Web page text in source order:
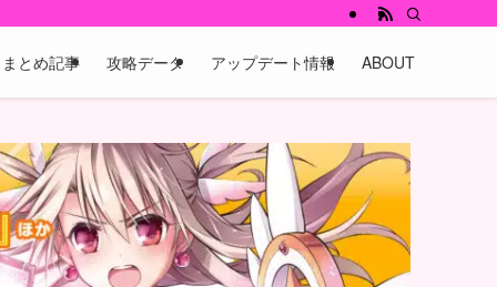
まとめ記事 攻略データ アップデート情報 ABOUT